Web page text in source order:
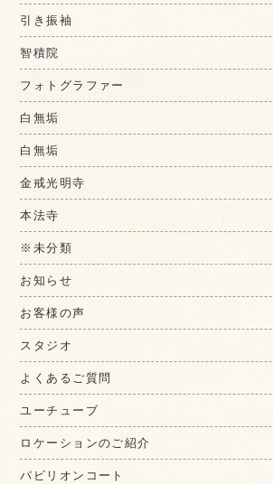
引き振袖
智積院
フォトグラファー
白無垢
白無垢
金戒光明寺
本法寺
※未分類
お知らせ
お客様の声
スタジオ
よくあるご質問
ユーチューブ
ロケーションのご紹介
パビリオンコート